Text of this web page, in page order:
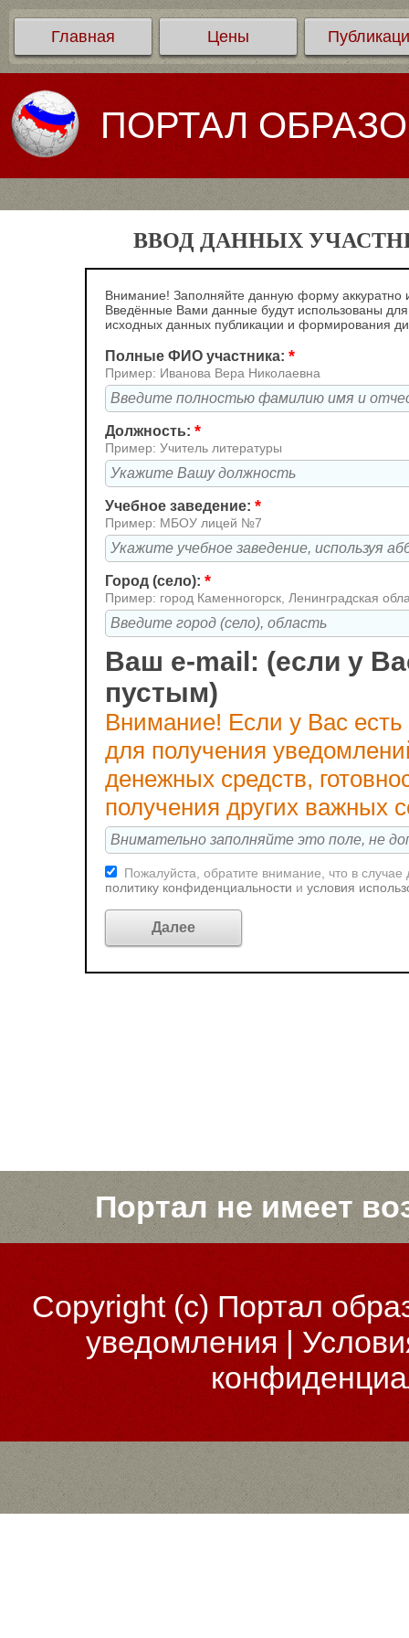
Главная Цены
ПОРТАЛ
ВВОД ДАННЫХ
Внимание! Заполняйте данную форму аккуратно
Введённые Вами данные будут использованы
исходных данных публикации и формирования
Полные ФИО участника: *
Пример: Иванова Вера Николаевна
Должность: *
Пример: Учитель литературы
Учебное заведение: *
Пример: МБОУ лицей №7
Город (село): *
Пример: город Каменногорск, Ленинградская
Ваш e-mail: (если у
пустым)
Внимание! Если у Вас
для получения
денежных средств,
получения других важных
Пожалуйста, обратите внимание, что в
политику конфиденциальности и условия
Портал не имеет
Copyright (c)Портал
уведомления |